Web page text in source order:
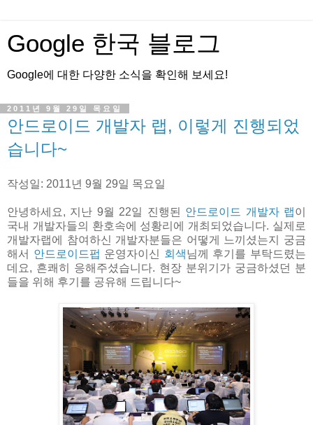
Google 한국 블로그
Google에 대한 다양한 소식을 확인해 보세요!
2011년 9월 29일 목요일
안드로이드 개발자 랩, 이렇게 진행되었
습니다~
작성일: 2011년 9월 29일 목요일
안녕하세요, 지난 9월 22일 진행된 안드로이드 개발자 랩이
국내 개발자들의 환호속에 성황리에 개최되었습니다. 실제로
개발자랩에 참여하신 개발자분들은 어떻게 느끼셨는지 궁금
해서 안드로이드펍 운영자이신 회색님께 후기를 부탁드렸는
데요, 흔쾌히 응해주셨습니다. 현장 분위기가 궁금하셨던 분
들을 위해 후기를 공유해 드립니다~